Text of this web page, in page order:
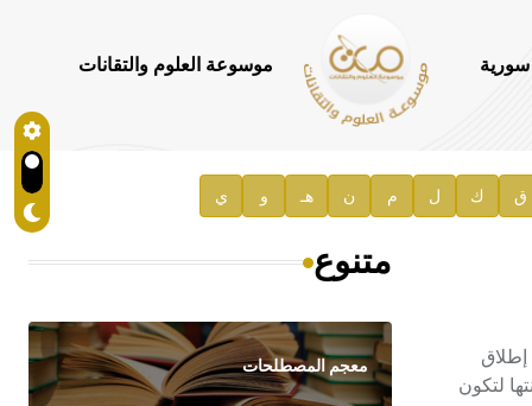
سورية موسوعة العلوم والتقانات
ق ك ل م ن هـ و ي
إطلاق
لتكون
متنوع
معجم المصطلحات